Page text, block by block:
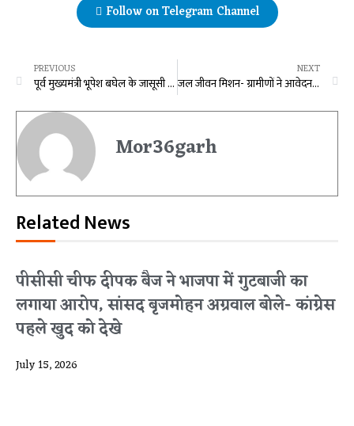
Follow on Telegram Channel
PREVIOUS
पूर्व मुख्यमंत्री भूपेश बघेल के जासूसी के आरोप पर उप मुख्यमंत्री विजय शर्मा का पलटवार, कहा- एकदम निराधार और बेकार की बातें हैं…
NEXT
जल जीवन मिशन- ग्रामीणों ने आवेदन देकर कहा- ‘ हमें इसकी आवश्यकता नहीं, इससे केवल खुदाई होगी, जिससे हमें परेशानी होगी’, विधायक के प्रश्न पर उप मुख्यमंत्री ने दी जानकारी…
Mor36garh
Related News
पीसीसी चीफ दीपक बैज ने भाजपा में गुटबाजी का
लगाया आरोप, सांसद बृजमोहन अग्रवाल बोले- कांग्रेस
पहले खुद को देखे
July 15, 2026